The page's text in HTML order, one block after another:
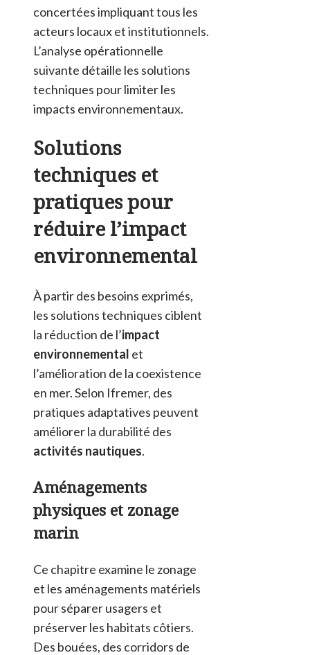
concertées impliquant tous les
acteurs locaux et institutionnels.
L’analyse opérationnelle
suivante détaille les solutions
techniques pour limiter les
impacts environnementaux.
Solutions
techniques et
pratiques pour
réduire l’impact
environnemental
À partir des besoins exprimés,
les solutions techniques ciblent
la réduction de l’impact
environnemental et
l’amélioration de la coexistence
en mer. Selon Ifremer, des
pratiques adaptatives peuvent
améliorer la durabilité des
activités nautiques.
Aménagements
physiques et zonage
marin
Ce chapitre examine le zonage
et les aménagements matériels
pour séparer usagers et
préserver les habitats côtiers.
Des bouées, des corridors de